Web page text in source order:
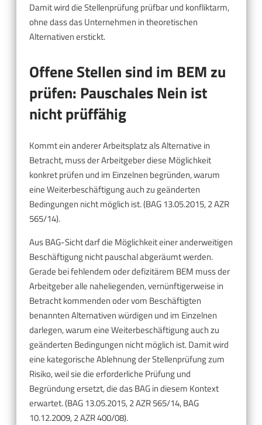
Damit wird die Stellenprüfung prüfbar und konfliktarm,
ohne dass das Unternehmen in theoretischen
Alternativen erstickt.
Offene Stellen sind im BEM zu
prüfen: Pauschales Nein ist
nicht prüffähig
Kommt ein anderer Arbeitsplatz als Alternative in
Betracht, muss der Arbeitgeber diese Möglichkeit
konkret prüfen und im Einzelnen begründen, warum
eine Weiterbeschäftigung auch zu geänderten
Bedingungen nicht möglich ist. (BAG 13.05.2015, 2 AZR
565/14).
Aus BAG-Sicht darf die Möglichkeit einer anderweitigen
Beschäftigung nicht pauschal abgeräumt werden.
Gerade bei fehlendem oder defizitärem BEM muss der
Arbeitgeber alle naheliegenden, vernünftigerweise in
Betracht kommenden oder vom Beschäftigten
benannten Alternativen würdigen und im Einzelnen
darlegen, warum eine Weiterbeschäftigung auch zu
geänderten Bedingungen nicht möglich ist. Damit wird
eine kategorische Ablehnung der Stellenprüfung zum
Risiko, weil sie die erforderliche Prüfung und
Begründung ersetzt, die das BAG in diesem Kontext
erwartet. (BAG 13.05.2015, 2 AZR 565/14, BAG
10.12.2009, 2 AZR 400/08).